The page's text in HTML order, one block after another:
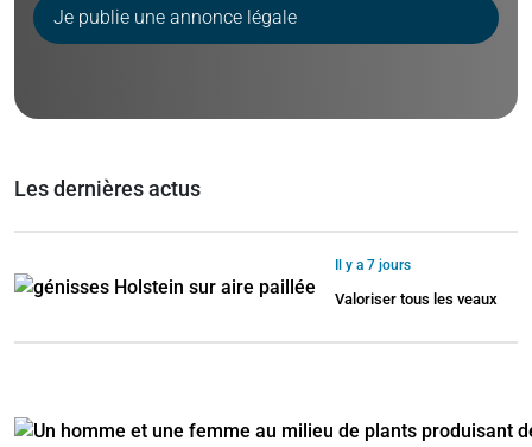
Je publie une annonce légale
Les dernières actus
Il y a 7 jours
Valoriser tous les veaux